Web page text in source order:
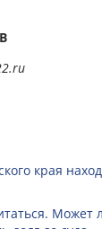
края
Может